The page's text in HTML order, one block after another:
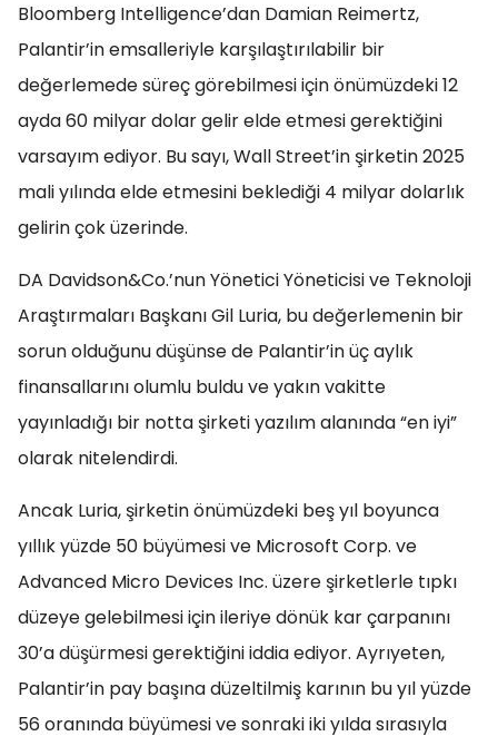
Bloomberg Intelligence’dan Damian Reimertz,
Palantir’in emsalleriyle karşılaştırılabilir bir
değerlemede süreç görebilmesi için önümüzdeki 12
ayda 60 milyar dolar gelir elde etmesi gerektiğini
varsayım ediyor. Bu sayı, Wall Street’in şirketin 2025
mali yılında elde etmesini beklediği 4 milyar dolarlık
gelirin çok üzerinde.
DA Davidson&Co.’nun Yönetici Yöneticisi ve Teknoloji
Araştırmaları Başkanı Gil Luria, bu değerlemenin bir
sorun olduğunu düşünse de Palantir’in üç aylık
finansallarını olumlu buldu ve yakın vakitte
yayınladığı bir notta şirketi yazılım alanında “en iyi”
olarak nitelendirdi.
Ancak Luria, şirketin önümüzdeki beş yıl boyunca
yıllık yüzde 50 büyümesi ve Microsoft Corp. ve
Advanced Micro Devices Inc. üzere şirketlerle tıpkı
düzeye gelebilmesi için ileriye dönük kar çarpanını
30’a düşürmesi gerektiğini iddia ediyor. Ayrıyeten,
Palantir’in pay başına düzeltilmiş karının bu yıl yüzde
56 oranında büyümesi ve sonraki iki yılda sırasıyla